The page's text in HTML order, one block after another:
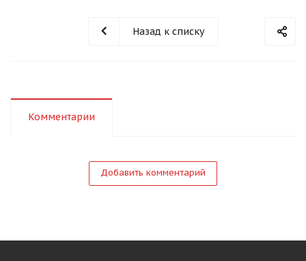
Назад к списку
Комментарии
Добавить комментарий